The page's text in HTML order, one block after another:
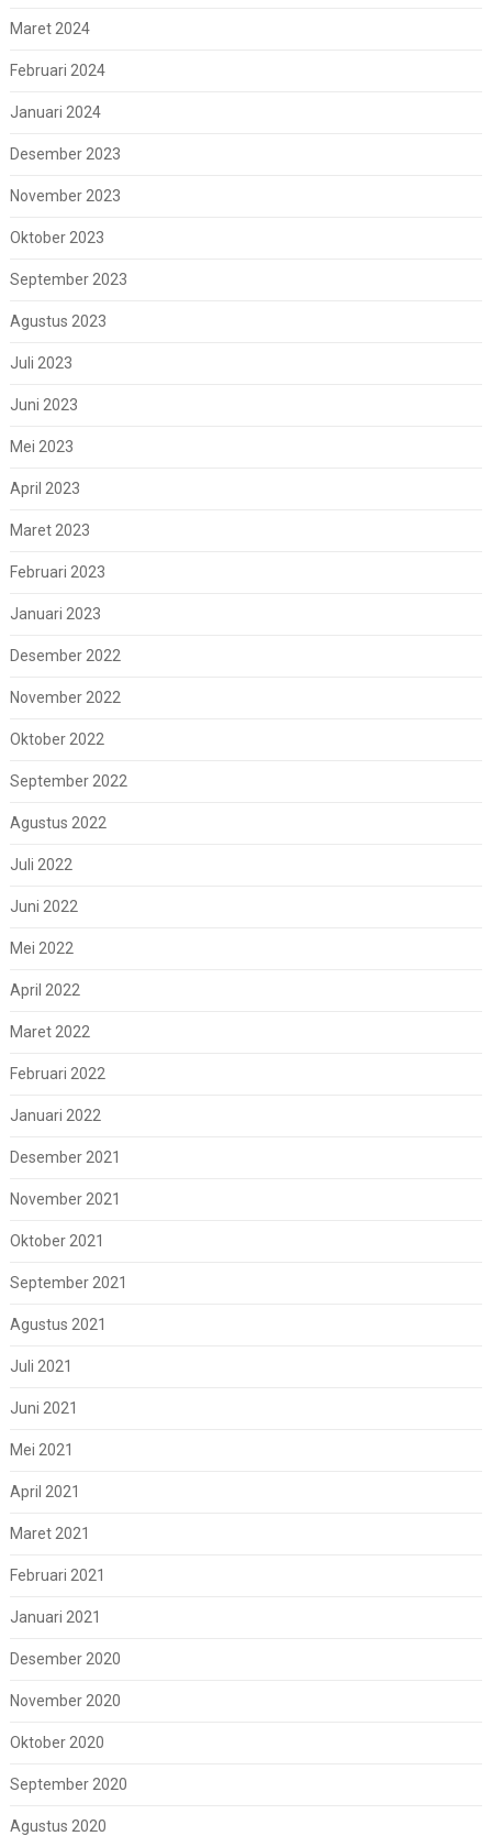
Maret 2024
Februari 2024
Januari 2024
Desember 2023
November 2023
Oktober 2023
September 2023
Agustus 2023
Juli 2023
Juni 2023
Mei 2023
April 2023
Maret 2023
Februari 2023
Januari 2023
Desember 2022
November 2022
Oktober 2022
September 2022
Agustus 2022
Juli 2022
Juni 2022
Mei 2022
April 2022
Maret 2022
Februari 2022
Januari 2022
Desember 2021
November 2021
Oktober 2021
September 2021
Agustus 2021
Juli 2021
Juni 2021
Mei 2021
April 2021
Maret 2021
Februari 2021
Januari 2021
Desember 2020
November 2020
Oktober 2020
September 2020
Agustus 2020